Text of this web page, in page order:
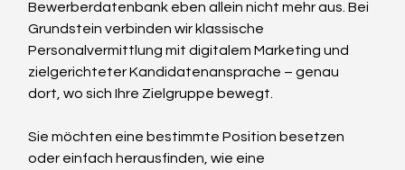
Bewerberdatenbank eben allein nicht mehr aus. Bei
Grundstein verbinden wir klassische
Personalvermittlung mit digitalem Marketing und
zielgerichteter Kandidatenansprache – genau
dort, wo sich Ihre Zielgruppe bewegt.
Sie möchten eine bestimmte Position besetzen
oder einfach herausfinden, wie eine